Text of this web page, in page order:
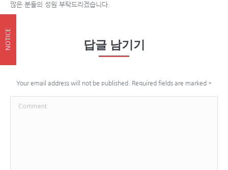
많은 분들의 성원 부탁드리겠습니다.
답글 남기기
Your email address will not be published. Required fields are marked *
Comment
NOTICE